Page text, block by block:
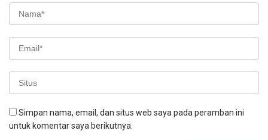
Simpan nama, email, dan situs web saya pada peramban ini
untuk komentar saya berikutnya.